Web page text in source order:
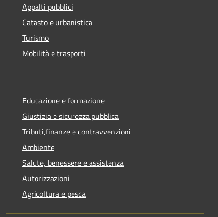
Appalti pubblici
Catasto e urbanistica
Turismo
Mobilità e trasporti
Educazione e formazione
Giustizia e sicurezza pubblica
Tributi,finanze e contravvenzioni
Ambiente
Salute, benessere e assistenza
Autorizzazioni
Agricoltura e pesca